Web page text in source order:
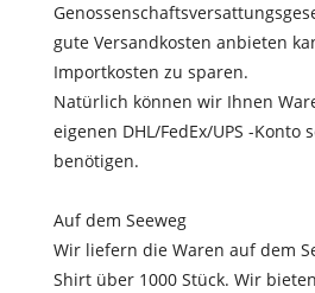
gute Versandkosten anbieten
Importkosten zu sparen.
Natürlich können wir Ihnen
eigenen DHL/FedEx/UPS -Konto
benötigen.
Auf dem Seeweg
Wir liefern die Waren auf dem
Shirt über 1000 Stück. Wir